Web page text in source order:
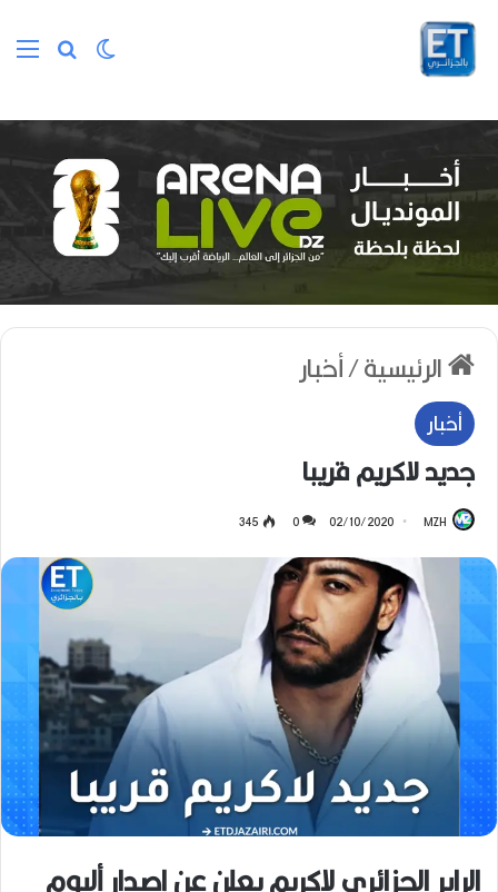
بحث عن
الوضع المظلم
الرئيسية/أخبار
أخبار
جديد لاكريم قريبا
MZH
02/10/2020
0
345
الرابر الجزائري لاكريم يعلن عن إصدار ألبوم